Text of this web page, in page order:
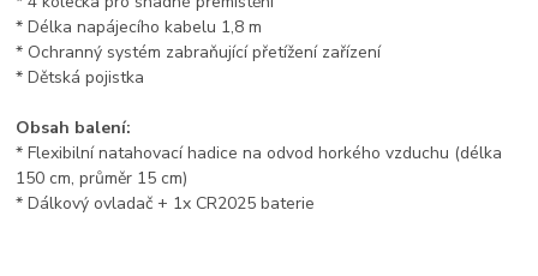
* Délka napájecího kabelu 1,8 m
* Ochranný systém zabraňující přetížení zařízení
* Dětská pojistka
Obsah balení:
* Flexibilní natahovací hadice na odvod horkého vzduchu (délka
150 cm, průměr 15 cm)
* Dálkový ovladač + 1x CR2025 baterie